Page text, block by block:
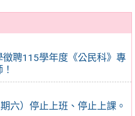
聘115學年度《公民科》專
六）停止上班、停止上課。